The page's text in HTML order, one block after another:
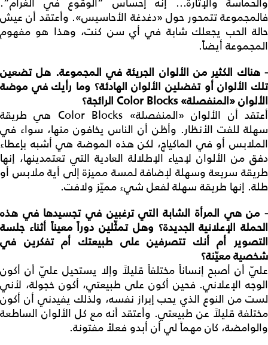
فالمجموعة تتمحور حول «دغدغة الأحاسيس». وأعتقد أن عيش
حالة الحب يجعلك شابة في أي سن كنت، وهذا هو مفهوم
المجموعة أيضاً.
-هناك الكثير من الألوان الجريئة في المجموعة. هل تضعين
تلك الألوان أو تفضلين الألوان الهادئة؟ وما رأيك في موضة
الألوان «المنفصلة» Color Blocks الرائجة؟
أعتقد أن الألوان «المنفصلة» Color Blocks هي طريقة
سهلة للفت الأنظار. وأظن أن الناس يخافون منها، سواء في
الملابس أو في الماكياج، لكن هذه الموضة هي أشبه بإعطاء
دفق من الألوان لإحياء الإطلالة العادية التي تعتمدينها، إنها
طريقة سريعة وسهلة لإضافة لمسة مميزة إلى أية ملابس أو
طلة. إنها طريقة سهلة لفعل شيء مميّز ولافت.
- من هي المرأة الشابة التي ترغبين في تجسيدها في هذه
الحملة الإعلانية الجديدة؟ وهل تمثّلين دوراً معيناً أثناء جلسة
التصوير أم أنك تتصرفين على طبيعتك أم تفكرين في
شخصية معيّنة؟
عليّ أن أصبح إنساناً مختلفاً قليلاً وإلا يستحيل عليّ أن أكون
الوجه الإعلاني. فحين أكون على طبيعتي، أكون خجولة، لأني
لست من النوع الذي يحب إبراز نفسه، ولذلك يفيدني أن أكون
مختلفة قليلاً عن طبيعتي. وأعتقد أنه مع كل الألوان الساطعة
والوامضة، كان مهماً لي أن أبدو فعلاً مفتونة.